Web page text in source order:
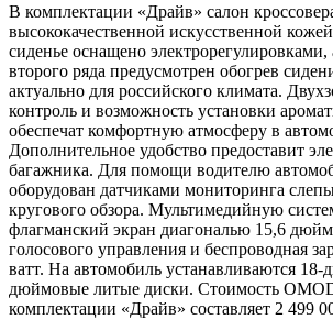
В комплектации «Драйв» салон
высококачественной искусственной
сиденье оснащено электрорегулировками,
второго ряда предусмотрен обогрев
актуально для российского климата.
контроль и возможность установки
обеспечат комфортную атмосферу в
Дополнительное удобство предоставит
багажника. Для помощи водителю
оборудован датчиками мониторинга
кругового обзора. Мультимедийную
флагманский экран диагональю 15,6
голосового управления и беспроводная
ватт. На автомобиль устанавливаются
дюймовые литые диски. Стоимость
комплектации «Драйв» составляет 2 499